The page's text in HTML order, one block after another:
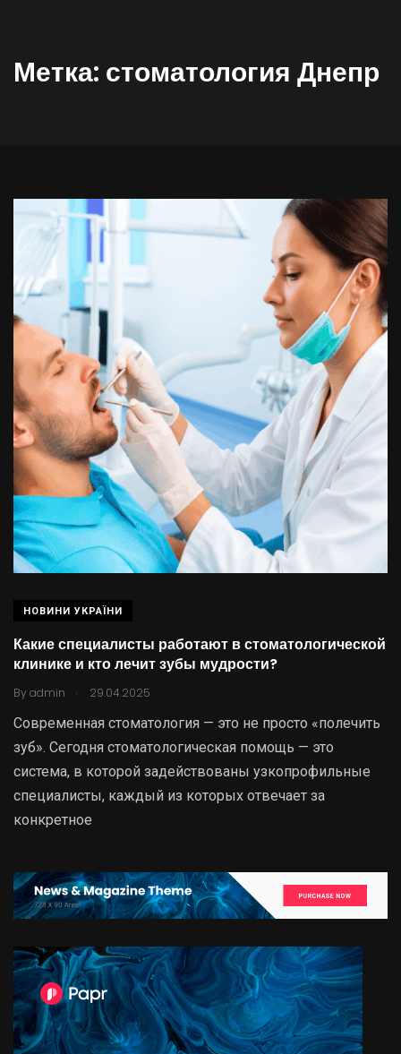
Метка: стоматология Днепр
НОВИНИ УКРАЇНИ
Какие специалисты работают в стоматологической
клинике и кто лечит зубы мудрости?
By admin . 29.04.2025
Современная стоматология — это не просто «полечить
зуб». Сегодня стоматологическая помощь — это
система, в которой задействованы узкопрофильные
специалисты, каждый из которых отвечает за
конкретное